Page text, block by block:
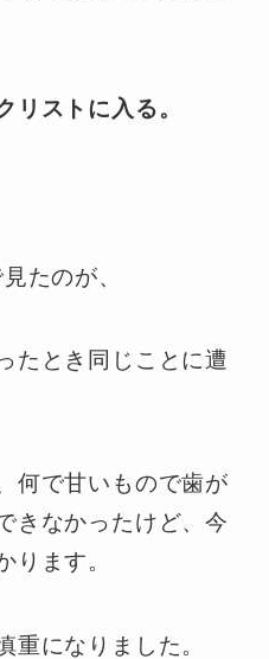
リストに入る。
たのが、
たとき同じことに遭
何で甘いもので歯が
きなかったけど、今
ります。
重になりました。